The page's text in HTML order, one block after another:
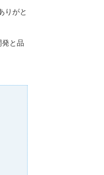
りがと
発と品